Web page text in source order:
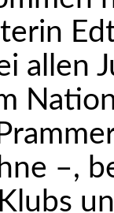
allen
–,